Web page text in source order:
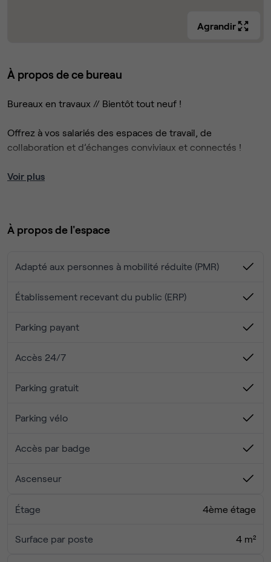
Agrandir
À propos de ce bureau
Bureaux en travaux // Bientôt tout neuf !
Offrez à vos salariés des espaces de travail, de
collaboration et d’échanges conviviaux et connectés !
Découvrez "Philidor" situé dans le 20e arrondissement de
convivialité ainsi qu’une salle de sport.
trottinettes)
Profitez d'espaces de bureaux selon vos besoins :
quelques postes, sur un plateau partagé avec
partagés…)
privatisé (des espaces de bureaux aux espaces
avec services « clés en main »
- Poste de travail + salles de réunion
- Réseau Wi-Fi performant et sécurisé
- Stationnement vélo/trottinette sécurisé et
Voir plus
À propos de l'espace
Adapté aux personnes à mobilité réduite (PMR)
Établissement recevant du public (ERP)
Parking payant
Accès 24/7
Parking gratuit
Parking vélo
Accès par badge
Ascenseur
Étage 4ème étage
Surface par poste 4 m²